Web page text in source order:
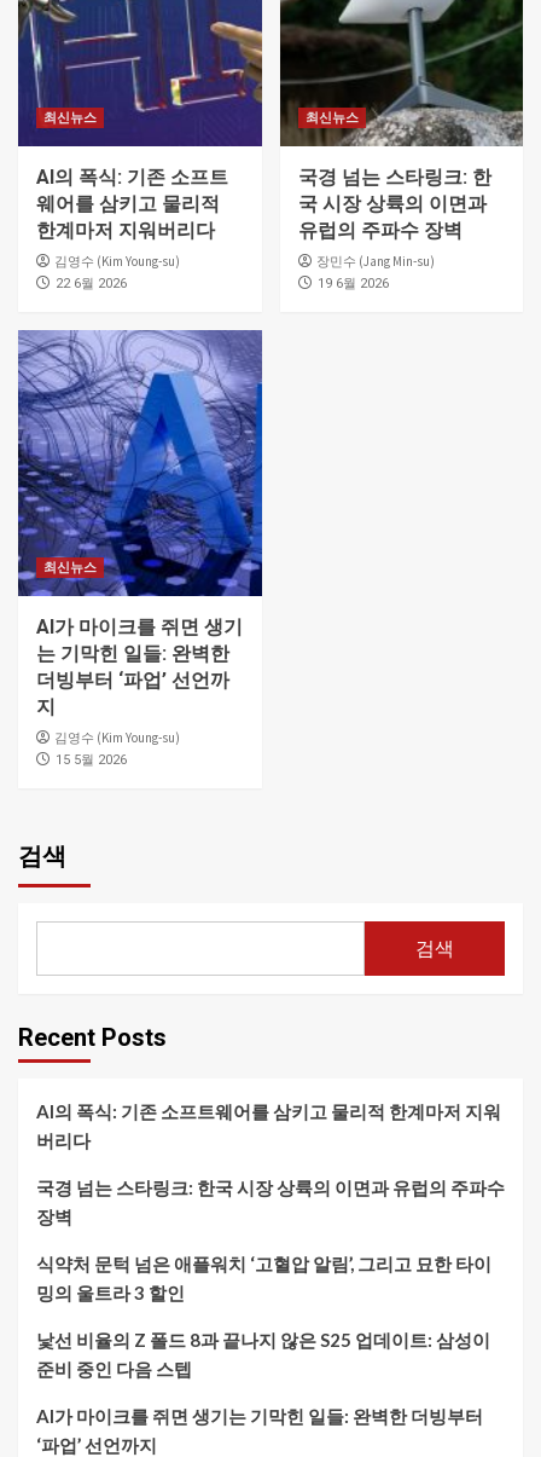
최신뉴스
AI의 폭식: 기존 소프트
웨어를 삼키고 물리적
한계마저 지워버리다
김영수 (Kim Young-su)
22 6월 2026
최신뉴스
국경 넘는 스타링크: 한
국 시장 상륙의 이면과
유럽의 주파수 장벽
장민수 (Jang Min-su)
19 6월 2026
최신뉴스
AI가 마이크를 쥐면 생기
는 기막힌 일들: 완벽한
더빙부터 ‘파업’ 선언까
지
김영수 (Kim Young-su)
15 5월 2026
검색
검색
Recent Posts
AI의 폭식: 기존 소프트웨어를 삼키고 물리적 한계마저 지워
버리다
국경 넘는 스타링크: 한국 시장 상륙의 이면과 유럽의 주파수
장벽
식약처 문턱 넘은 애플워치 ‘고혈압 알림’, 그리고 묘한 타이
밍의 울트라 3 할인
낯선 비율의 Z 폴드 8과 끝나지 않은 S25 업데이트: 삼성이
준비 중인 다음 스텝
AI가 마이크를 쥐면 생기는 기막힌 일들: 완벽한 더빙부터
‘파업’ 선언까지